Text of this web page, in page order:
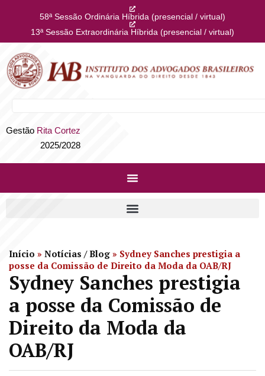
58ª Sessão Ordinária Híbrida (presencial / virtual)
13ª Sessão Extraordinária Híbrida (presencial / virtual)
Gestão Rita Cortez
2025/2028
Início » Notícias / Blog » Sydney Sanches prestigia a
posse da Comissão de Direito da Moda da OAB/RJ
Sydney Sanches prestigia
a posse da Comissão de
Direito da Moda da
OAB/RJ